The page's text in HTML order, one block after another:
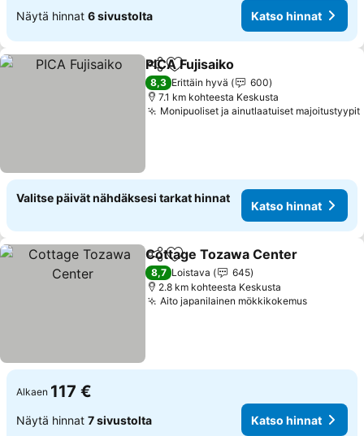
Näytä hinnat 6 sivustolta Katso hinnat
Jaa Lisää suosikkeihin
PICA Fujisaiko
8,3 Erittäin hyvä
600
7.1 km kohteesta Keskusta
Monipuoliset ja ainutlaatuiset majoitustyypit
Valitse päivät nähdäksesi tarkat hinnat
Katso hinnat
Jaa Lisää suosikkeihin
Cottage Tozawa Center
8,7 Loistava
645
2.8 km kohteesta Keskusta
Aito japanilainen mökkikokemusKatso
Alkaen 117 €
Näytä hinnat 7 sivustolta Katso hinnat